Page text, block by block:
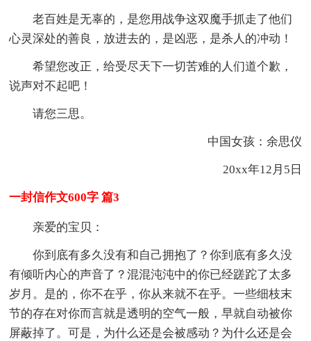
老百姓是无辜的，是您用战争这双魔手抓走了他们
心灵深处的善良，放进去的，是凶恶，是杀人的冲动！
希望您改正，给受尽天下一切苦难的人们道个歉，
说声对不起吧！
请您三思。
中国女孩：余思仪
20xx年12月5日
一封信作文600字 篇3
亲爱的宝贝：
你到底有多久没有和自己拥抱了？你到底有多久没
有倾听内心的声音了？混混沌沌中的你已经蹉跎了太多
岁月。是的，你不在乎，你从来就不在乎。一些细枝末
节的存在对你而言就是透明的空气一般，早就自动被你
屏蔽掉了。可是，为什么还是会被感动？为什么还是会